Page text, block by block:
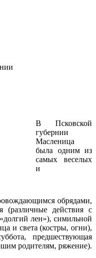
В Псковской
губернии
Масленица
была одним из
самых веселых
и
обрядами,
(различные действия с
лен»), симильной
и света (костры, огни),
предшествующая
родителям, ряжение).